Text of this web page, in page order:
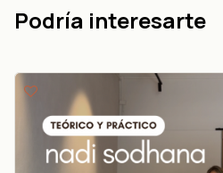
Podría interesarte